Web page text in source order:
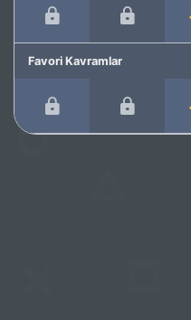
Favori Kavramlar